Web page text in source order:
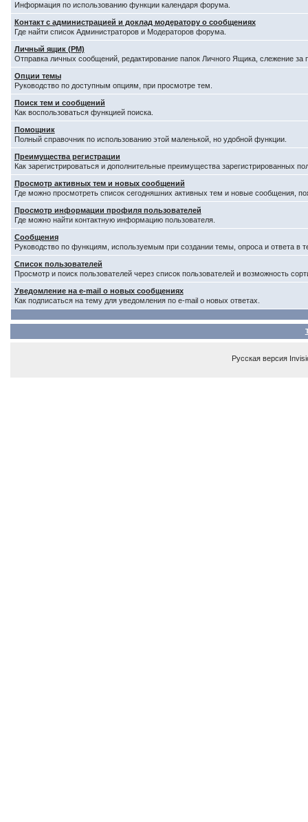
Информация по использованию функции календаря форума.
Контакт с администрацией и доклад модератору о сообщениях
Где найти список Администраторов и Модераторов форума.
Личный ящик (PM)
Отправка личных сообщений, редактирование папок Личного Ящика, слежение
Опции темы
Руководство по доступным опциям, при просмотре тем.
Поиск тем и сообщений
Как воспользоваться функцией поиска.
Помощник
Полный справочник по использованию этой маленькой, но удобной функции.
Преимущества регистрации
Как зарегистрироваться и дополнительные преимущества зарегистрированных
Просмотр активных тем и новых сообщений
Где можно просмотреть список сегодняшних активных тем и новые сообщения,
Просмотр информации профиля пользователей
Где можно найти контактную информацию пользователя.
Сообщения
Руководство по функциям, используемым при создании темы, опроса и ответа в
Список пользователей
Просмотр и поиск пользователей через список пользователей и возможность
Уведомление на e-mail о новых сообщениях
Как подписаться на тему для уведомления по e-mail о новых ответах.
Русская версия